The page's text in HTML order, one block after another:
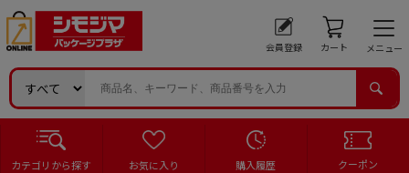
会員登録 カート メニュー
カテゴリから探す お気に入り 購入履歴 クーポン